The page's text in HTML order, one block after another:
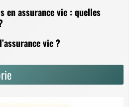
en assurance vie : quelles
vie ?